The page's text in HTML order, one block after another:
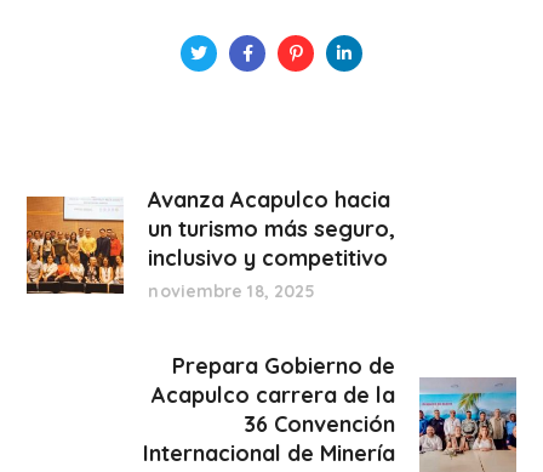
Avanza Acapulco hacia
un turismo más seguro,
inclusivo y competitivo
noviembre 18, 2025
Prepara Gobierno de
Acapulco carrera de la
36 Convención
Internacional de Minería